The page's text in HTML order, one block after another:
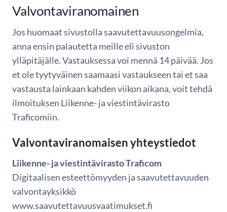
Valvontaviranomainen
Jos huomaat sivustolla saavutettavuusongelmia,
anna ensin palautetta meille eli sivuston
ylläpitäjälle. Vastauksessa voi mennä 14 päivää. Jos
et ole tyytyväinen saamaasi vastaukseen tai et saa
vastausta lainkaan kahden viikon aikana, voit tehdä
ilmoituksen Liikenne- ja viestintävirasto
Traficomiin.
Valvontaviranomaisen yhteystiedot
Liikenne- ja viestintävirasto Traficom
Digitaalisen esteettömyyden ja saavutettavuuden
valvontayksikkö
www.saavutettavuusvaatimukset.fi